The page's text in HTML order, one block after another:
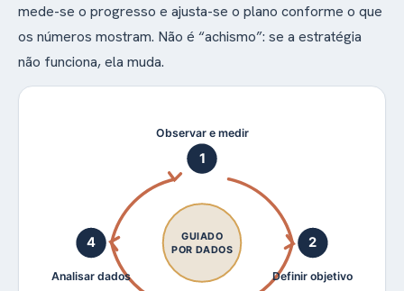
mede-se o progresso e ajusta-se o plano conforme o que
os números mostram. Não é “achismo”: se a estratégia
não funciona, ela muda.
GUIADO
POR DADOS
1
Observar e medir
2
Definir objetivo
4
Analisar dados